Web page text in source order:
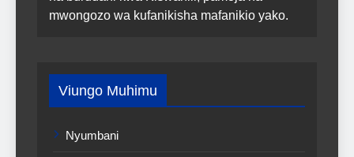
mwongozo wa kufanikisha mafanikio yako.
Viungo Muhimu
Nyumbani